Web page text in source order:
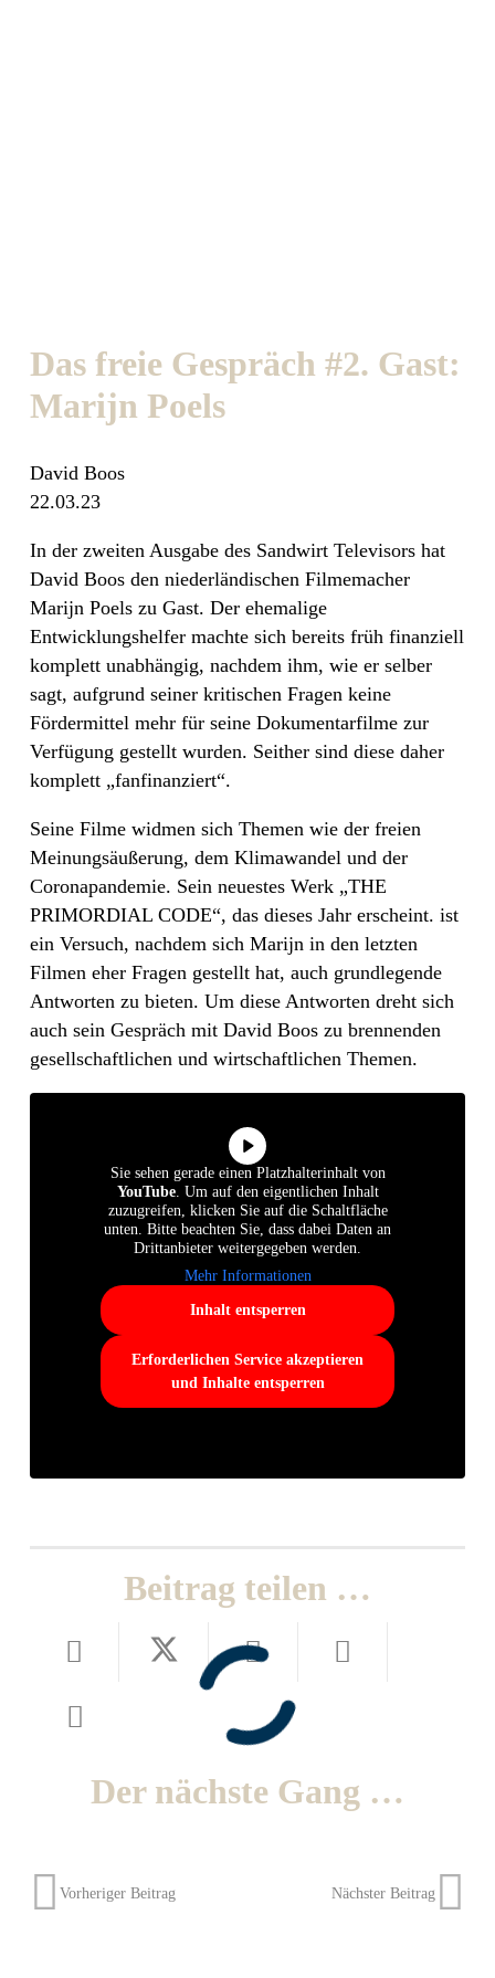
Das freie Gespräch #2. Gast:
Marijn Poels
David Boos
22.03.23
In der zweiten Ausgabe des Sandwirt Televisors hat
David Boos den niederländischen Filmemacher
Marijn Poels zu Gast. Der ehemalige
Entwicklungshelfer machte sich bereits früh finanziell
komplett unabhängig, nachdem ihm, wie er selber
sagt, aufgrund seiner kritischen Fragen keine
Fördermittel mehr für seine Dokumentarfilme zur
Verfügung gestellt wurden. Seither sind diese daher
komplett „fanfinanziert“.
Seine Filme widmen sich Themen wie der freien
Meinungsäußerung, dem Klimawandel und der
Coronapandemie. Sein neuestes Werk „THE
PRIMORDIAL CODE“, das dieses Jahr erscheint. ist
ein Versuch, nachdem sich Marijn in den letzten
Filmen eher Fragen gestellt hat, auch grundlegende
Antworten zu bieten. Um diese Antworten dreht sich
auch sein Gespräch mit David Boos zu brennenden
gesellschaftlichen und wirtschaftlichen Themen.
Sie sehen gerade einen Platzhalterinhalt von
YouTube. Um auf den eigentlichen Inhalt
zuzugreifen, klicken Sie auf die Schaltfläche
unten. Bitte beachten Sie, dass dabei Daten an
Drittanbieter weitergegeben werden.
Mehr Informationen
Inhalt entsperren
Erforderlichen Service akzeptieren
und Inhalte entsperren
Beitrag teilen …
Der nächste Gang …
Vorheriger Beitrag Nächster Beitrag